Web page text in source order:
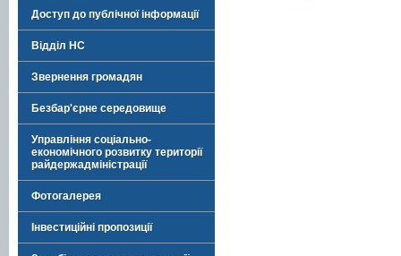
Доступ до публічної інформації
Відділ НС
Звернення громадян
Безбар'єрне середовище
Управління соціально-
економічного розвитку території
райдержадміністрації
Фотогалерея
Інвестиційні пропозиції